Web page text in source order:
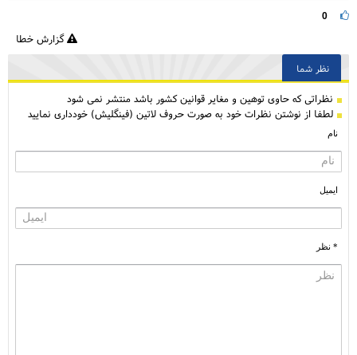
0
گزارش خطا
نظر شما
نظراتی كه حاوی توهین و مغایر قوانین کشور باشد منتشر نمی شود
لطفا از نوشتن نظرات خود به صورت حروف لاتین (فینگلیش) خودداری نمایید
نام
ایمیل
* نظر